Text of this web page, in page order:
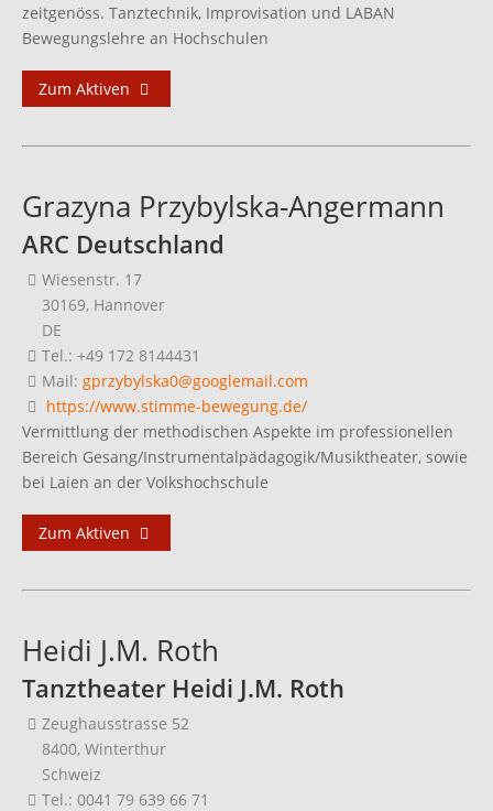
zeitgenöss. Tanztechnik, Improvisation und LABAN
Bewegungslehre an Hochschulen
Zum Aktiven
Grazyna Przybylska-Angermann
ARC Deutschland
Wiesenstr. 17
30169, Hannover
DE
Tel.: +49 172 8144431
Mail: gprzybylska0@googlemail.com
https://www.stimme-bewegung.de/
Vermittlung der methodischen Aspekte im professionellen
Bereich Gesang/Instrumentalpädagogik/Musiktheater, sowie
bei Laien an der Volkshochschule
Zum Aktiven
Heidi J.M. Roth
Tanztheater Heidi J.M. Roth
Zeughausstrasse 52
8400, Winterthur
Schweiz
Tel.: 0041 79 639 66 71